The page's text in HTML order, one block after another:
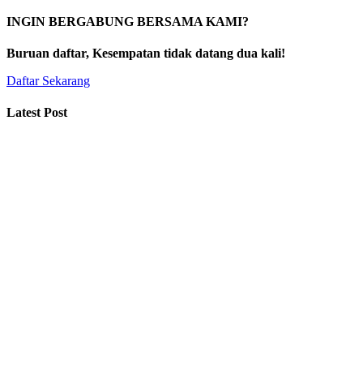
INGIN BERGABUNG BERSAMA KAMI?
Buruan daftar, Kesempatan tidak datang dua kali!
Daftar Sekarang
Latest Post